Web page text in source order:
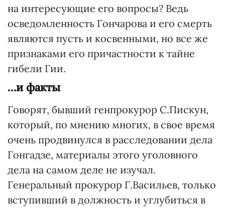
на интересующие его вопросы? Ведь
осведомленность Гончарова и его смерть
являются пусть и косвенными, но все же
признаками его причастности к тайне
гибели Гии.
…и факты
Говорят, бывший генпрокурор С.Пискун,
который, по мнению многих, в свое время
очень продвинулся в расследовании дела
Гонгадзе, материалы этого уголовного
дела на самом деле не изучал.
Генеральный прокурор Г.Васильев, только
вступивший в должность и углубиться в